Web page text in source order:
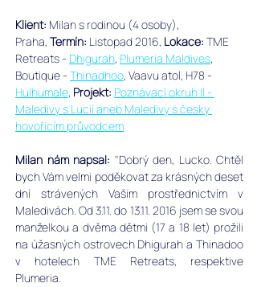
Klient: Milan s rodinou (4 osoby),
Praha, ﻿ Termín: Listopad 2016, Lokace: TME
Retreats - Dhigurah, Plumeria Maldives,
Boutique - Thinadhoo, Vaavu atol, H78 -
Hulhumale, Projekt: Poznávací okruh II -
Maledivy s Lucií aneb Maledivy s česky
hovořícím průvodcem
Milan nám napsal: "Dobrý den, Lucko. Chtěl
bych Vám velmi poděkovat za krásných deset
dní strávených Vašim prostřednictvím v
Maledivách. Od 3.11. do 13.11. 2016 jsem se svou
manželkou a dvěma dětmi (17 a 18 let) prožili
na úžasných ostrovech Dhigurah a Thinadoo
v hotelech TME Retreats, respektive
Plumeria.